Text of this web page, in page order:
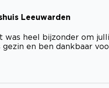
Leeuwarden
was heel bijzonder om
en ben dankbaar